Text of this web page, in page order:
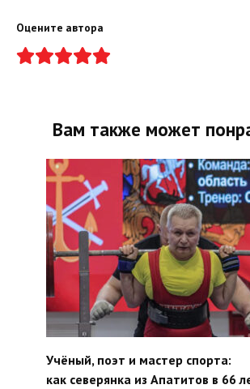
Оцените автора
Вам также может
Учёный, поэт и мастер спорта:
как северянка из Апатитов в 66